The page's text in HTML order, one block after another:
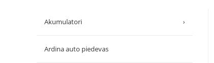
Akumulatori ›
Ardina auto piedevas